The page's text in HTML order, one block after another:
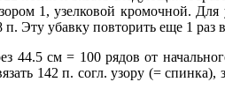
1, узелковой кромочной.
п. Эту убавку повторить еще 1
44.5 см = 100 рядов от
142 п. согл. узору (=